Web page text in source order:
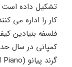
تشکیل داده
کار را اداره می
فلسفه بنیادین
گرند پیانو (Grand Piano) تولید می کند.